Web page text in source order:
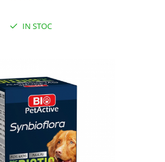
IN STOC